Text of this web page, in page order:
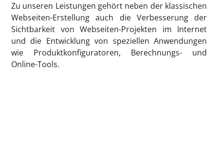
Zu unseren Leistungen gehört neben der klassischen
Webseiten-Erstellung auch die Verbesserung der
Sichtbarkeit von Webseiten-Projekten im Internet
und die Entwicklung von speziellen Anwendungen
wie Produktkonfiguratoren, Berechnungs- und
Online-Tools.